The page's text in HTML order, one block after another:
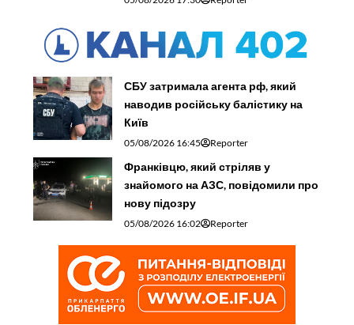
СБУ затримала агента рф, який
наводив російську балістику на
Київ
05/08/2026 16:45 Reporter
Франківцю, який стріляв у
знайомого на АЗС, повідомили про
нову підозру
05/08/2026 16:02 Reporter